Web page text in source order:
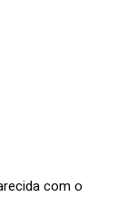
com o